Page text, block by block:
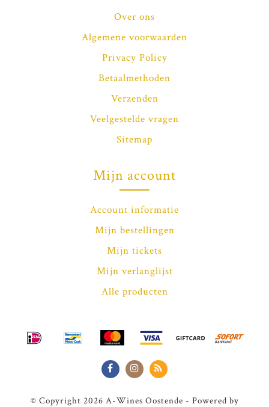
Over ons
Algemene voorwaarden
Privacy Policy
Betaalmethoden
Verzenden
Veelgestelde vragen
Sitemap
Mijn account
Account informatie
Mijn bestellingen
Mijn tickets
Mijn verlanglijst
Alle producten
© Copyright 2026 A-Wines Oostende - Powered by